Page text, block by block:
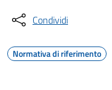
Condividi
Normativa di riferimento